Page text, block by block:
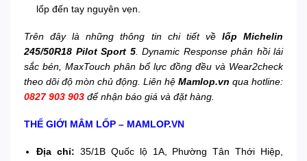
lốp đến tay nguyên vẹn.
Trên đây là những thông tin chi tiết về lốp Michelin
245/50R18 Pilot Sport 5. Dynamic Response phản hồi lái
sắc bén, MaxTouch phân bổ lực đồng đều và Wear2check
theo dõi độ mòn chủ động. Liên hệ Mamlop.vn qua hotline:
0827 903 903 để nhận báo giá và đặt hàng.
THẾ GIỚI MÂM LỐP – MAMLOP.VN
Địa chỉ: 35/1B Quốc lộ 1A, Phường Tân Thới Hiệp,